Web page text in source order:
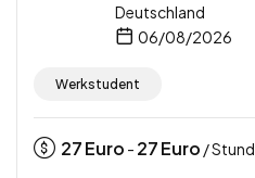
Deutschland
06/08/2026
Werkstudent
27Euro - 27Euro /